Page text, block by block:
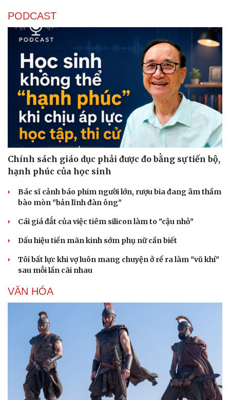
PODCAST
Chính sách giáo dục phải được đo bằng sự tiến bộ,
hạnh phúc của học sinh
Bác sĩ cảnh báo phim người lớn, rượu bia đang âm thầm
bào mòn "bản lĩnh đàn ông"
Cái giá đắt của việc tiêm silicon làm to "cậu nhỏ"
Dấu hiệu tiền mãn kinh sớm phụ nữ cần biết
Tôi bất lực khi vợ luôn mang chuyện ở rể ra làm "vũ khí"
sau mỗi lần cãi nhau
VĂN HÓA